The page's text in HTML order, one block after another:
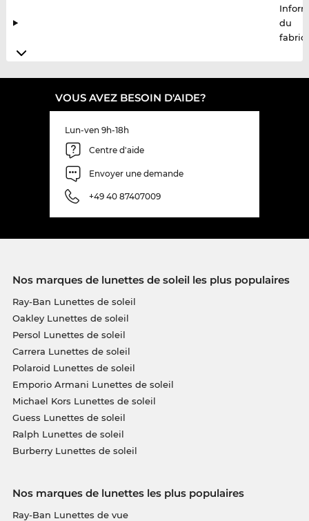
du
VOUS AVEZ BESOIN D'AIDE?
Lun-ven 9h-18h
Centre d'aide
Envoyer une demande
+49 40 87407009
Nos marques de lunettes de soleil les plus populaires
Ray-Ban Lunettes de soleil
Oakley Lunettes de soleil
Persol Lunettes de soleil
Carrera Lunettes de soleil
Polaroid Lunettes de soleil
Emporio Armani Lunettes de soleil
Michael Kors Lunettes de soleil
Guess Lunettes de soleil
Ralph Lunettes de soleil
Burberry Lunettes de soleil
Nos marques de lunettes les plus populaires
Ray-Ban Lunettes de vue